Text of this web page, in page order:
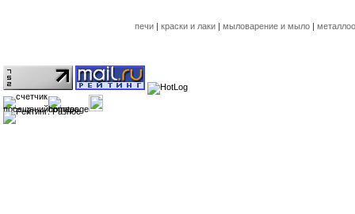
печи | краски и лаки | мыловарение и мыло |